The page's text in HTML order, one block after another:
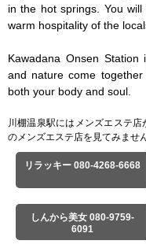
in the hot springs. You
warm hospitality of the
Kawadana Onsen
and nature come
both your body and soul.
川棚温泉駅にはメンズエステ
のメンズエステ店を見てみませ
リラッキー 080-4268-6668
しんから美女 080-9759-
6091